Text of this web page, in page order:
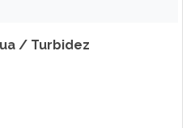
/ Turbidez